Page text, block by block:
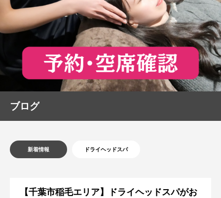
ブログ
新着情報 ドライヘッドスパ
【千葉市稲毛エリア】ドライヘッドスパがお